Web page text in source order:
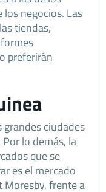
negocios. Las
tiendas,
preferirán
ciudades
lo demás, la
que se
es el mercado
Moresby, frente a